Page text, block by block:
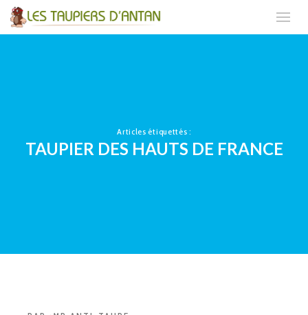
Articles étiquettés :
TAUPIER DES HAUTS DE FRANCE